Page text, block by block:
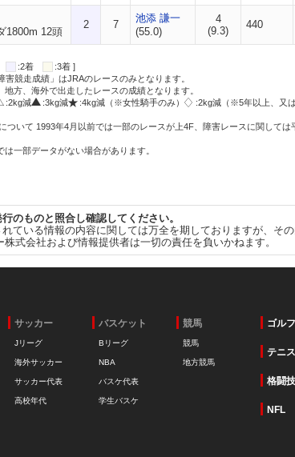
1800m 12頭
2 7
池添 謙一
(55.0)
4
(9.3)
440
:2着
:3着 ]
競走成績」はJRAのレースのみとなります。
方、海外で出走したレースの成績となります。
:2kg減 :3kg減 :4kg減（※女性騎手のみ）
:2kg減（※5年以上、又
ついて 1993年4月以前では一部のレースが上4F、障害レースに関しては
一部データがない場合があります。
行のものと照合し確認してください。
ている情報の内容に関しては万全を期しておりますが、そ
式会社および情報提供者は一切の責任を負いかねます。
サッカー
Jリーグ
海外サッカー
サッカー代表
高校年代
バスケット
Bリーグ
NBA
バスケ代表
学生バスケ
競馬
競馬
地方競馬
ゴルフ
テニス
格闘技
NFL